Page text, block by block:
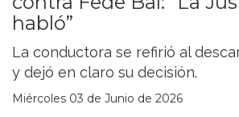
habló”
La conductora se refirió al
y dejó en claro su decisión.
Miércoles 03 de Junio de 2026